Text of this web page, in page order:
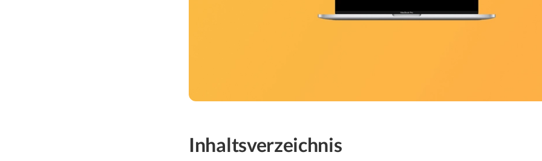
Inhaltsverzeichnis